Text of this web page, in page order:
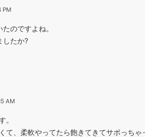
PM
のですよね。
したか?
AM
。
て、柔軟やってたら飽きてきてサボっち